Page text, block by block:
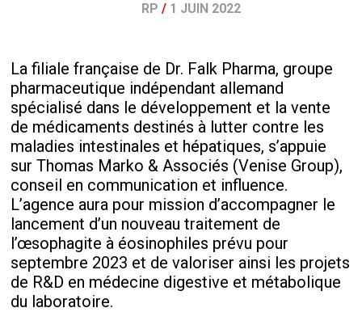
RP / 1 JUIN 2022
La filiale française de Dr. Falk Pharma, groupe
pharmaceutique indépendant allemand
spécialisé dans le développement et la vente
de médicaments destinés à lutter contre les
maladies intestinales et hépatiques, s’appuie
sur Thomas Marko & Associés (Venise Group),
conseil en communication et influence.
L’agence aura pour mission d’accompagner le
lancement d’un nouveau traitement de
l’œsophagite à éosinophiles prévu pour
septembre 2023 et de valoriser ainsi les projets
de R&D en médecine digestive et métabolique
du laboratoire.